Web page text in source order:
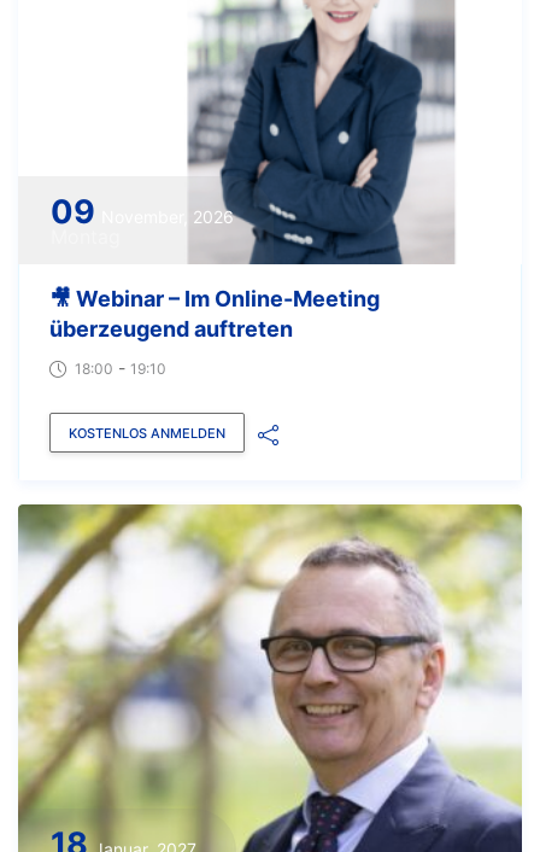
09 November, 2026
🎥 Webinar – Im Online-Meeting
überzeugend auftreten
18:00 - 19:10
KOSTENLOS ANMELDEN
18